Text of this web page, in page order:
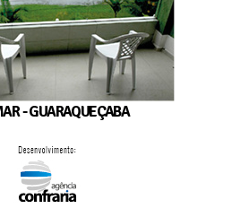
- GUARAQUEÇABA